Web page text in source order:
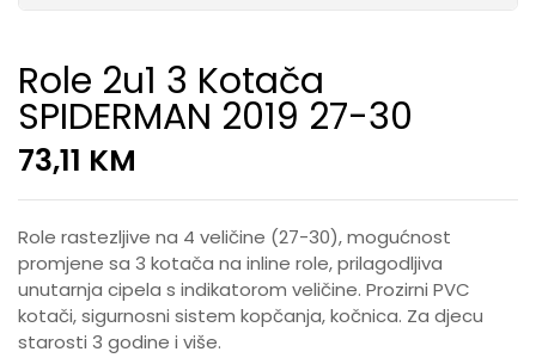
Role 2u1 3 Kotača
SPIDERMAN 2019 27-30
73,11 KM
Role rastezljive na 4 veličine (27-30), mogućnost
promjene sa 3 kotača na inline role, prilagodljiva
unutarnja cipela s indikatorom veličine. Prozirni PVC
kotači, sigurnosni sistem kopčanja, kočnica. Za djecu
starosti 3 godine i više.